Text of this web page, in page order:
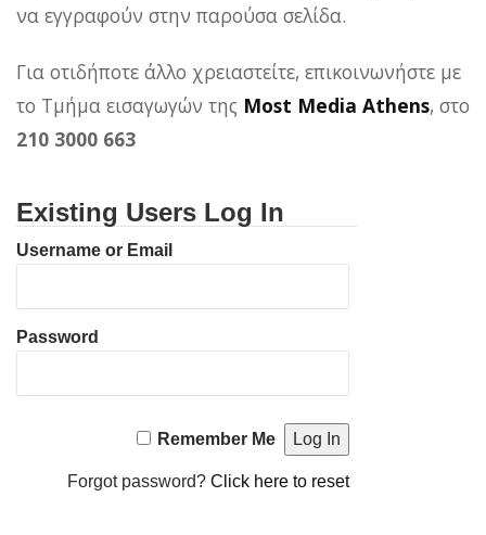
να εγγραφούν στην παρούσα σελίδα.
Για οτιδήποτε άλλο χρειαστείτε, επικοινωνήστε με
το Τμήμα εισαγωγών της Most Media Athens, στο
210 3000 663
Existing Users Log In
Username or Email
Password
Remember Me
Forgot password?Click here to reset